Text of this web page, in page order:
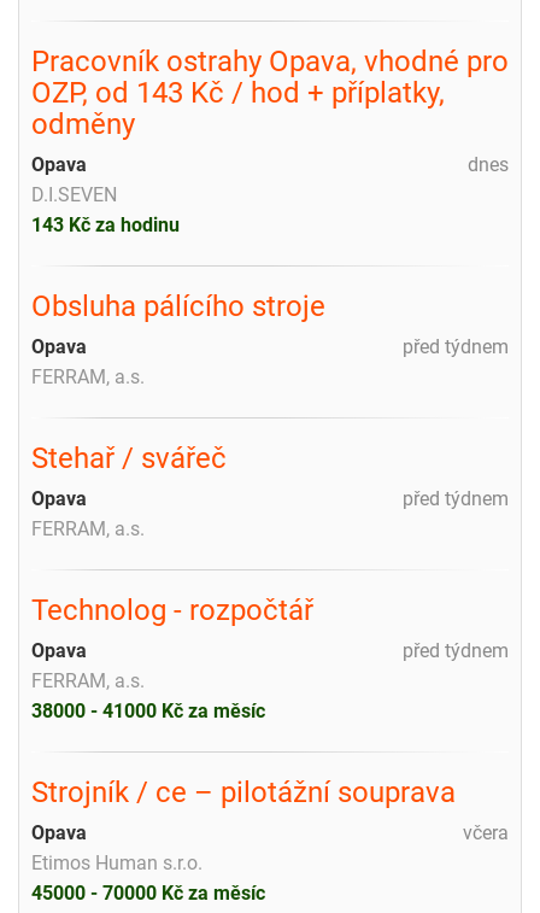
Pracovník ostrahy Opava, vhodné pro
OZP, od 143 Kč / hod + příplatky,
odměny
dnes
Opava
D.I.SEVEN
143 Kč za hodinu
Obsluha pálícího stroje
před týdnem
Opava
FERRAM, a.s.
Stehař / svářeč
před týdnem
Opava
FERRAM, a.s.
Technolog - rozpočtář
před týdnem
Opava
FERRAM, a.s.
38000 - 41000 Kč za měsíc
Strojník / ce – pilotážní souprava
včera
Opava
Etimos Human s.r.o.
45000 - 70000 Kč za měsíc